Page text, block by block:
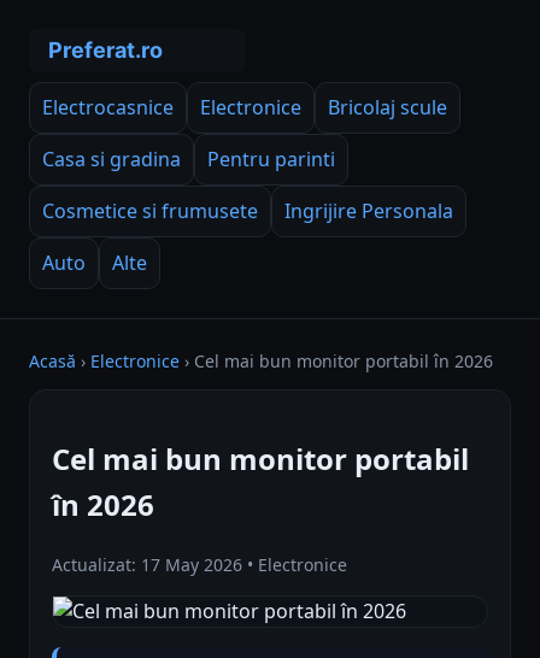
Electrocasnice Electronice
Bricolaj scule
Casa si gradina
Pentru parinti
Cosmetice si frumusete
Ingrijire Personala
Auto
Alte
Acasă › Electronice › Cel mai bun monitor portabil în 2026
Cel mai bun monitor portabil
în 2026
Actualizat: 17 May 2026 • Electronice